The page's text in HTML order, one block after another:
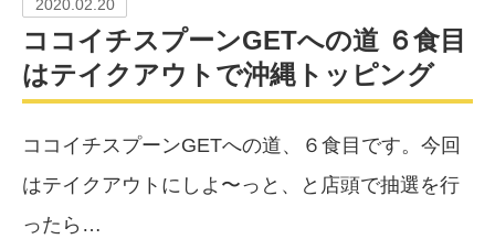
2020.02.20
ココイチスプーンGETへの道 ６食目
はテイクアウトで沖縄トッピング
ココイチスプーンGETへの道、６食目です。今回
はテイクアウトにしよ〜っと、と店頭で抽選を行
ったら…